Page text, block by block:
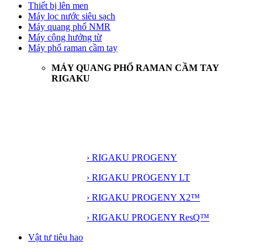
Thiết bị lên men
Máy lọc nước siêu sạch
Máy quang phổ NMR
Máy cộng hưởng từ
Máy phổ raman cầm tay
MÁY QUANG PHỔ RAMAN CẦM TAY
RIGAKU
› RIGAKU PROGENY
› RIGAKU PROGENY LT
› RIGAKU PROGENY X2™
› RIGAKU PROGENY ResQ™
Vật tư tiêu hao